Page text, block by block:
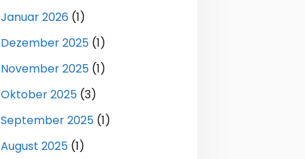
Januar 2026 (1)
Dezember 2025 (1)
November 2025 (1)
Oktober 2025 (3)
September 2025 (1)
August 2025 (1)